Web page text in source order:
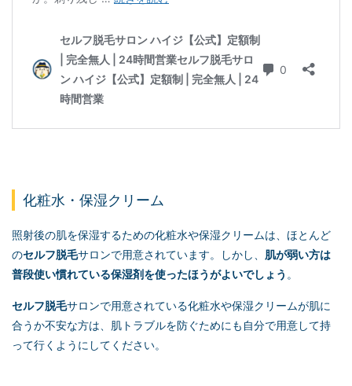
化粧水・保湿クリーム
照射後の肌を保湿するための化粧水や保湿クリームは、ほとんど
のセルフ脱毛サロンで用意されています。しかし、 肌が弱い方は
普段使い慣れている保湿剤を使ったほうがよいでしょう 。
セルフ脱毛サロンで用意されている化粧水や保湿クリームが肌に
合うか不安な方は、肌トラブルを防ぐためにも自分で用意して持
って行くようにしてください。